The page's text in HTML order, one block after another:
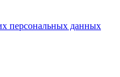
персональных данных